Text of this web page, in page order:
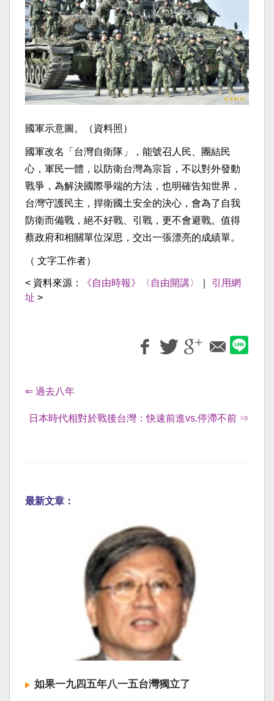
國軍示意圖。（資料照）
國軍改名「台灣自衛隊」，能號召人民、團結民
心，軍民一體， 以防衛台灣為宗旨，不以對外發動
戰爭，為解決國際爭端的方法， 也明確告知世界，
台灣守護民主，捍衛國土安全的決心， 會為了自我
防衛而備戰，絕不好戰、引戰，更不會避戰。 值得
蔡政府和相關單位深思，交出一張漂亮的成績單。
（ 文字工作者）
< 資料來源： 《自由時報》〈自由開講〉
引用網
址 >
⇐ 過去八年
日本時代相對於戰後台灣：快速前進vs.停滯不前 ⇒
最新文章：
如果一九四五年八一五台灣獨立了